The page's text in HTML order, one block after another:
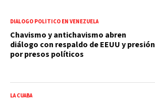
DIÁLOGO POLÍTICO EN VENEZUELA
Chavismo y antichavismo abren
diálogo con respaldo de EEUU y presión
por presos políticos
LA CUABA